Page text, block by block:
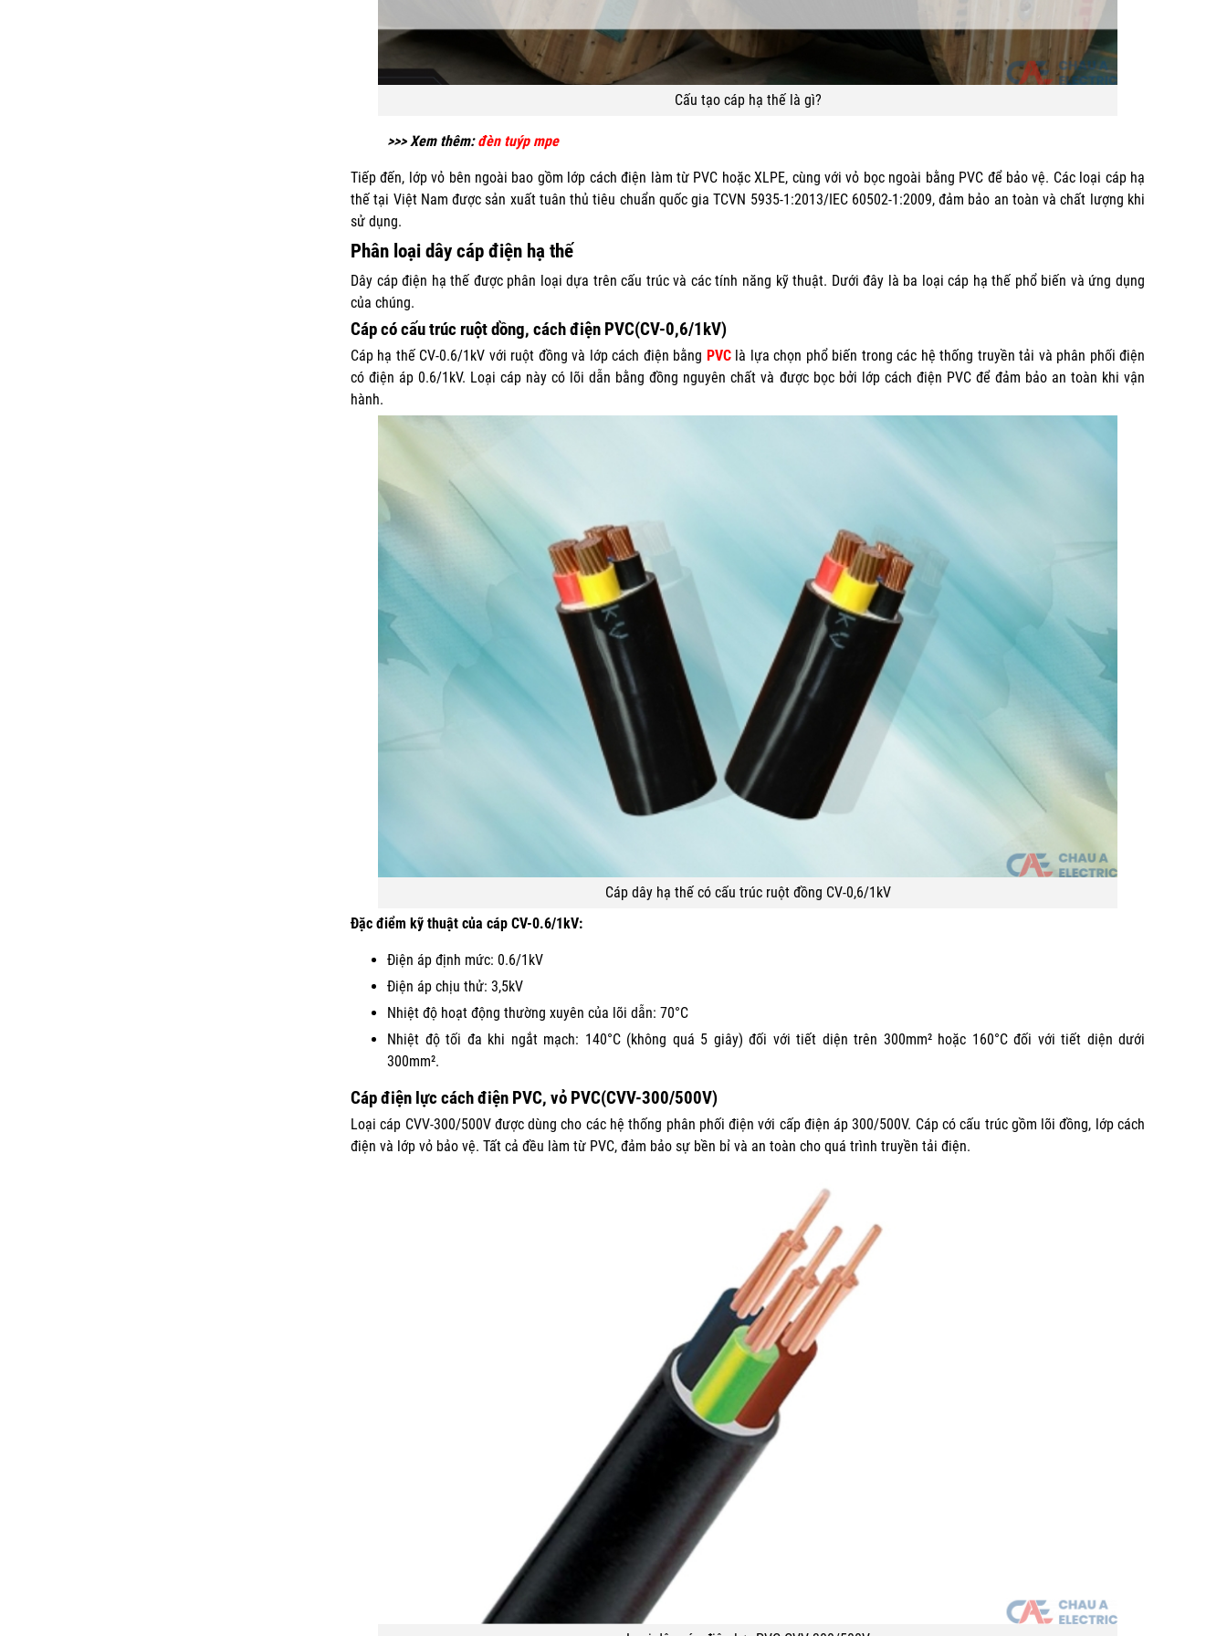
Cấu tạo cáp hạ thế là gì?
>>> Xem thêm:đèn tuýp mpe
Tiếp đến, lớp vỏ bên ngoài bao gồm lớp cách điện làm từ PVC hoặc XLPE, cùng với vỏ bọc ngoài bằng PVC để bảo vệ. Các loại cáp hạ
thế tại Việt Nam được sản xuất tuân thủ tiêu chuẩn quốc gia TCVN 5935-1:2013/IEC 60502-1:2009, đảm bảo an toàn và chất lượng khi
sử dụng.
Phân loại dây cáp điện hạ thế
Dây cáp điện hạ thế được phân loại dựa trên cấu trúc và các tính năng kỹ thuật. Dưới đây là ba loại cáp hạ thế phổ biến và ứng dụng
của chúng.
Cáp có cấu trúc ruột dồng, cách điện PVC(CV-0,6/1kV)
Cáp hạ thế CV-0.6/1kV với ruột đồng và lớp cách điện bằng PVClà lựa chọn phổ biến trong các hệ thống truyền tải và phân phối điện
có điện áp 0.6/1kV. Loại cáp này có lõi dẫn bằng đồng nguyên chất và được bọc bởi lớp cách điện PVC để đảm bảo an toàn khi vận
hành.
Cáp dây hạ thế có cấu trúc ruột đồng CV-0,6/1kV
Đặc điểm kỹ thuật của cáp CV-0.6/1kV:
Điện áp định mức: 0.6/1kV
Điện áp chịu thử: 3,5kV
Nhiệt độ hoạt động thường xuyên của lõi dẫn: 70°C
Nhiệt độ tối đa khi ngắt mạch: 140°C (không quá 5 giây) đối với tiết diện trên 300mm² hoặc 160°C đối với tiết diện dưới
300mm².
Cáp điện lực cách điện PVC, vỏ PVC(CVV-300/500V)
Loại cáp CVV-300/500V được dùng cho các hệ thống phân phối điện với cấp điện áp 300/500V. Cáp có cấu trúc gồm lõi đồng, lớp cách
điện và lớp vỏ bảo vệ. Tất cả đều làm từ PVC, đảm bảo sự bền bỉ và an toàn cho quá trình truyền tải điện.